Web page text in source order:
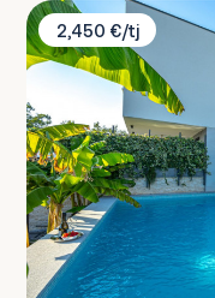
Villa White Sails 1
2,450 €/tj